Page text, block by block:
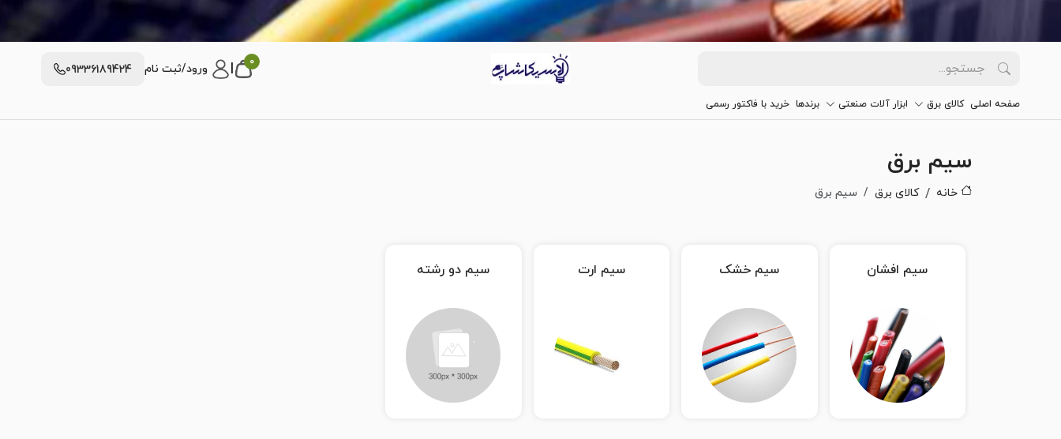
0 ورود/ثبت نام 09336189424
صفحه اصلی کالای برق ابزار آلات صنعتی برندها خرید با فاکتور رسمی
سیم برق
خانه کالای برق سیم برق
سیم افشان سیم خشک سیم ارت سیم دو رشته